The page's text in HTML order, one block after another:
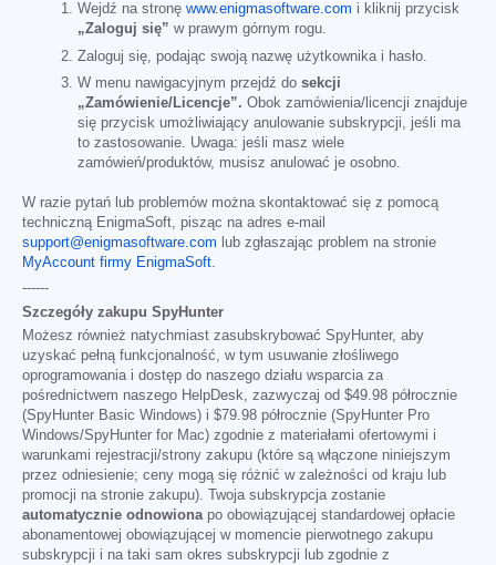
Wejdź na stronę www.enigmasoftware.com i kliknij przycisk
„Zaloguj się” w prawym górnym rogu.
Zaloguj się, podając swoją nazwę użytkownika i hasło.
W menu nawigacyjnym przejdź do sekcji
„Zamówienie/Licencje”. Obok zamówienia/licencji znajduje
się przycisk umożliwiający anulowanie subskrypcji, jeśli ma
to zastosowanie. Uwaga: jeśli masz wiele
zamówień/produktów, musisz anulować je osobno.
W razie pytań lub problemów można skontaktować się z pomocą
techniczną EnigmaSoft, pisząc na adres e-mail
support@enigmasoftware.com lub zgłaszając problem na stronie
MyAccount firmy EnigmaSoft.
------
Szczegóły zakupu SpyHunter
Możesz również natychmiast zasubskrybować SpyHunter, aby
uzyskać pełną funkcjonalność, w tym usuwanie złośliwego
oprogramowania i dostęp do naszego działu wsparcia za
pośrednictwem naszego HelpDesk, zazwyczaj od $49.98 półrocznie
(SpyHunter Basic Windows) i $79.98 półrocznie (SpyHunter Pro
Windows/SpyHunter for Mac) zgodnie z materiałami ofertowymi i
warunkami rejestracji/strony zakupu (które są włączone niniejszym
przez odniesienie; ceny mogą się różnić w zależności od kraju lub
promocji na stronie zakupu). Twoja subskrypcja zostanie
automatycznie odnowionapo obowiązującej standardowej opłacie
abonamentowej obowiązującej w momencie pierwotnego zakupu
subskrypcji i na taki sam okres subskrypcji lub zgodnie z